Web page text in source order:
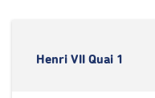
Henri VII Quai 1